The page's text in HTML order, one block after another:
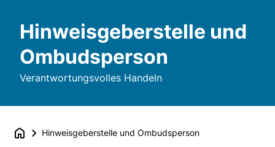
Hinweisgeberstelle und
Ombudsperson
Verantwortungsvolles Handeln
Hinweisgeberstelle und Ombudsperson